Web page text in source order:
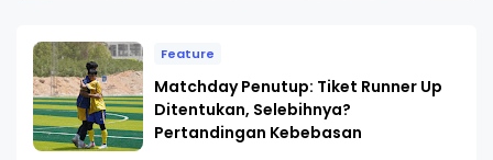
Feature
Matchday Penutup: Tiket Runner Up
Ditentukan, Selebihnya?
Pertandingan Kebebasan